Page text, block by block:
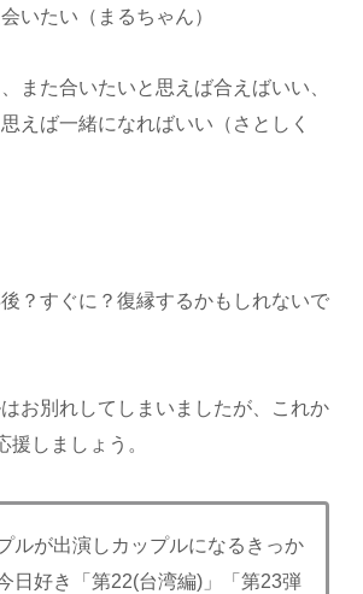
いたい（まるちゃん）
また合いたいと思えば合えばいい、
えば一緒になればいい（さとしく
？すぐに？復縁するかもしれないで
お別れしてしまいましたが、これか
援しましょう。
ルが出演しカップルになるきっか
日好き「第22(台湾編)」「第23弾